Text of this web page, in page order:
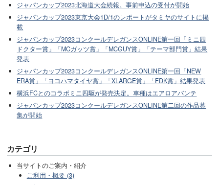
ジャパンカップ2023北海道大会続報。事前申込の受付が開始
ジャパンカップ2023東京大会1D/1のレポートがタミヤのサイトに掲
載
ジャパンカップ2023コンクールデレガンスONLINE第一回「ミニ四
ドクター賞」「MCガッツ賞」「MCGUY賞」「テーマ部門賞」結果
発表
ジャパンカップ2023コンクールデレガンスONLINE第一回「NEW
ERA賞」「ヨコハマタイヤ賞」「XLARGE賞」「FDK賞」結果発表
横浜FCとのコラボミニ四駆が発売決定。車種はエアロアバンテ
ジャパンカップ2023コンクールデレガンスONLINE第二回の作品募
集が開始
カテゴリ
当サイトのご案内・紹介
ご利用・概要 (3)